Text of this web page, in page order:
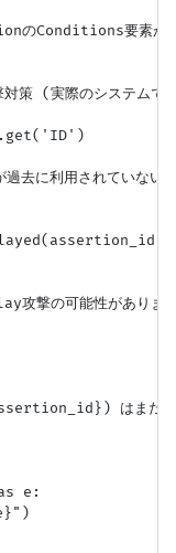
Conditions要素が見
(実際のシステムで
に利用されていないか
攻撃の可能性があり
はまだ利
e: